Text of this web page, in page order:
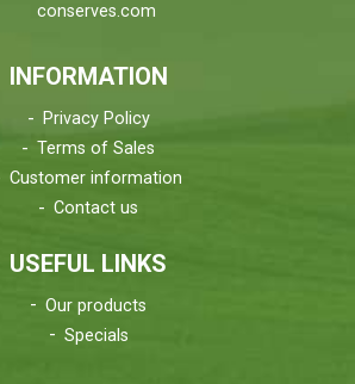
conserves.com
INFORMATION
Privacy Policy
Terms of Sales
Customer information
Contact us
USEFUL LINKS
Our products
Specials